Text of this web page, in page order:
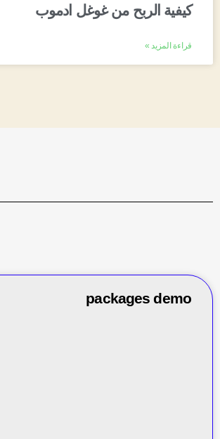
كيفية الربح من غوغل ادموب
قراءة المزيد »
packages demo